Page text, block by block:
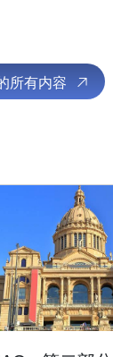
所有内容